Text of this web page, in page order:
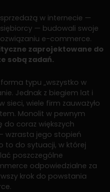
w internecie —
— budowali swoje
e-commerce.
zaprojektowane do
sobą zadań.
typu „wszystko w
Jednak z biegiem lat i
wiele firm zauważyło
Monolit w pewnym
do coraz większych
wzrasta jego stopień
to do sytuacji, w której
poszczególne
odpowiedzialne za
krok do powstania